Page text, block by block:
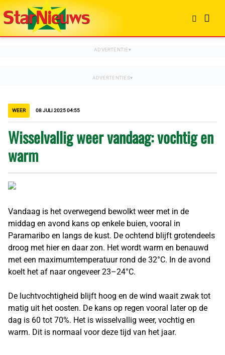
WEER 08 JULI 2025 04:55
Wisselvallig weer vandaag: vochtig en
warm
Vandaag is het overwegend bewolkt weer met in de
middag en avond kans op enkele buien, vooral in
Paramaribo en langs de kust. De ochtend blijft grotendeels
droog met hier en daar zon. Het wordt warm en benauwd
met een maximumtemperatuur rond de 32°C. In de avond
koelt het af naar ongeveer 23–24°C.
De luchtvochtigheid blijft hoog en de wind waait zwak tot
matig uit het oosten. De kans op regen vooral later op de
dag is 60 tot 70%. Het is wisselvallig weer, vochtig en
warm. Dit is normaal voor deze tijd van het jaar.